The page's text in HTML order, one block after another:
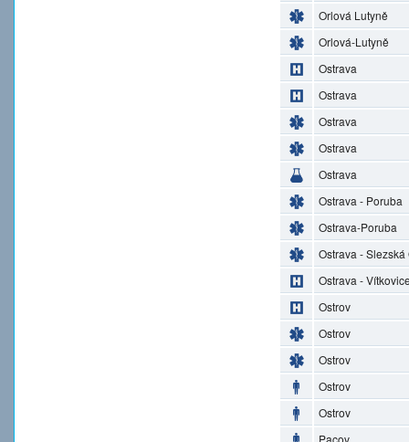
Orlová Lutyně
Orlová-Lutyně
Ostrava
Ostrava
Ostrava
Ostrava
Ostrava
Ostrava - Poruba
Ostrava-Poruba
Ostrava - Slezská
Ostrava -
Ostrov
Ostrov
Ostrov
Ostrov
Ostrov